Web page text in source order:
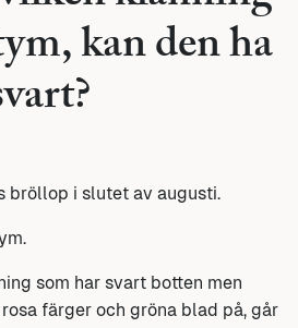
kan den ha
bröllop i slutet av augusti.
som har svart botten men
färger och gröna blad på, går